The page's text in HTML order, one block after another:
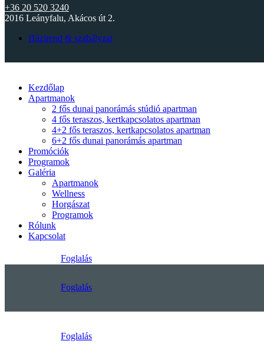
+36 20 520 3240
2016 Leányfalu, Akácos út 2.
Házirend & szabályzat
Kezdőlap
Apartmanok
2 fős dunai panorámás stúdió apartman
4 fős teraszos, kertkapcsolatos apartman
4+2 fős teraszos, kertkapcsolatos apartman
6+2 fős dunai panorámás apartman
Promóciók
Programok
Galéria
Apartmanok
Wellness
Horgászat
Programok
Rólunk
Kapcsolat
Foglalás
Foglalás
Foglalás